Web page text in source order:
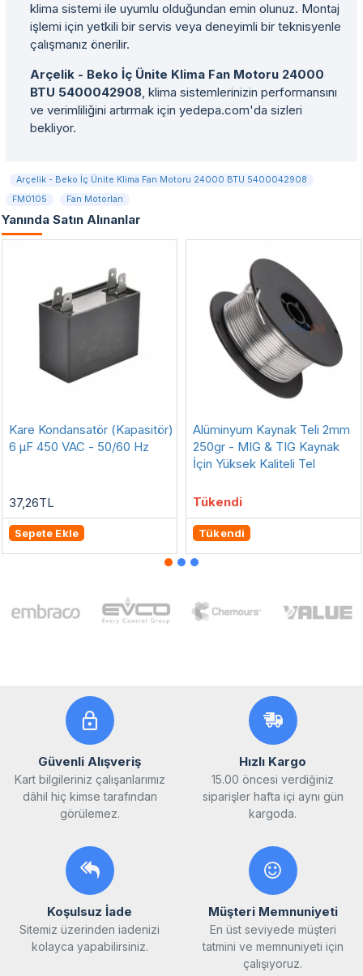
klima sistemi ile uyumlu olduğundan emin olunuz. Montaj
işlemi için yetkili bir servis veya deneyimli bir teknisyenle
çalışmanız önerilir.
Arçelik - Beko İç Ünite Klima Fan Motoru 24000
BTU 5400042908, klima sistemlerinizin performansını
ve verimliliğini artırmak için yedepa.com'da sizleri
bekliyor.
Arçelik - Beko İç Ünite Klima Fan Motoru 24000 BTU 5400042908
FM0105
Fan Motorları
Yanında Satın Alınanlar
Kare Kondansatör (Kapasitör)
6 µF 450 VAC - 50/60 Hz
37,26TL
Sepete Ekle
Alüminyum Kaynak Teli 2mm
250gr - MIG & TIG Kaynak
İçin Yüksek Kaliteli Tel
Tükendi
Tükendi
Güvenli Alışveriş
Kart bilgileriniz çalışanlarımız
dâhil hiç kimse tarafından
görülemez.
Hızlı Kargo
15.00 öncesi verdiğiniz
siparişler hafta içi aynı gün
kargoda.
Koşulsuz İade
Sitemiz üzerinden iadenizi
kolayca yapabilirsiniz.
Müşteri Memnuniyeti
En üst seviyede müşteri
tatmini ve memnuniyeti için
çalışıyoruz.